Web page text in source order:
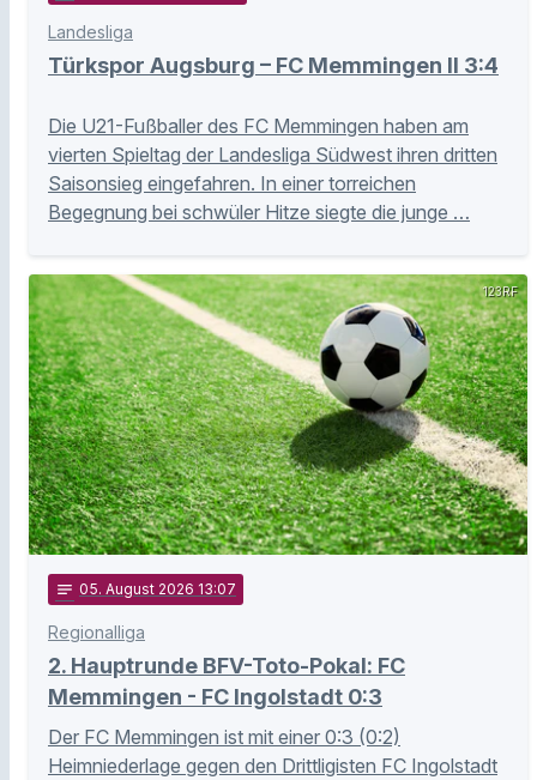
Landesliga
Türkspor Augsburg – FC Memmingen II 3:4
Die U21-Fußballer des FC Memmingen haben am
vierten Spieltag der Landesliga Südwest ihren dritten
Saisonsieg eingefahren. In einer torreichen
Begegnung bei schwüler Hitze siegte die junge …
123RF
notes 05. August 2026 13:07
Regionalliga
2. Hauptrunde BFV-Toto-Pokal: FC
Memmingen - FC Ingolstadt 0:3
Der FC Memmingen ist mit einer 0:3 (0:2)
Heimniederlage gegen den Drittligisten FC Ingolstadt